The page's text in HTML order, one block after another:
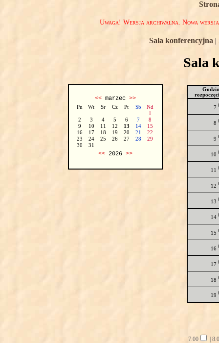
Uwaga! Wersja archiwalna. Nowa
Sala konferencyjna |
Sala
<<marzec >>
Pn Wt Sr Cz Pt Sb
Nd
1
2
3 4 5 6 7
8
9
10 11 12 13 14
15
16
17 18 19 20 21
22
23
24 25 26 27 28
29
30
31
<<2026 >>
7
8
9
10
11
12
13
14
15
16
17
18
19
7.00